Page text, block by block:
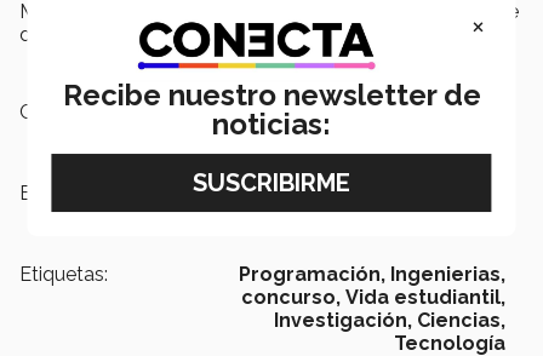
México quedó en el lugar 28 y c+vga equipo también de
de Campus Querétaro obtuvo el puesto 44.
Campus: Querétaro
Escuelas: Ingeniería y Ciencias
Etiquetas: Programación, Ingenierias,
concurso, Vida estudiantil,
Investigación, Ciencias,
Tecnología
×
Recibe nuestro newsletter de
noticias: